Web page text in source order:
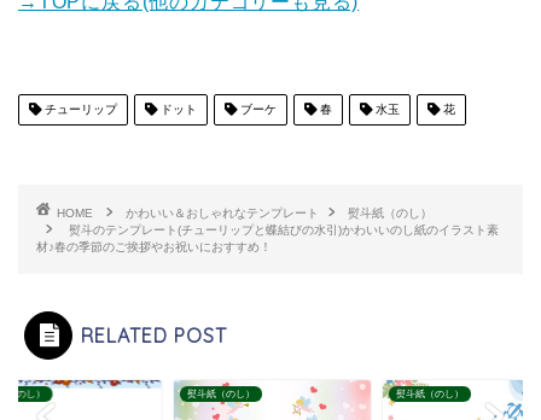
チューリップ ドット ブーケ 春 水玉 花
HOME かわいい＆おしゃれなテンプレート
熨斗紙（のし）
熨斗のテンプレート(チューリップと蝶結びの水引)かわいいのし紙のイラスト素
材♪春の季節のご挨拶やお祝いにおすすめ！
RELATED POST
（のし） 熨斗紙（のし） 熨斗紙（のし）